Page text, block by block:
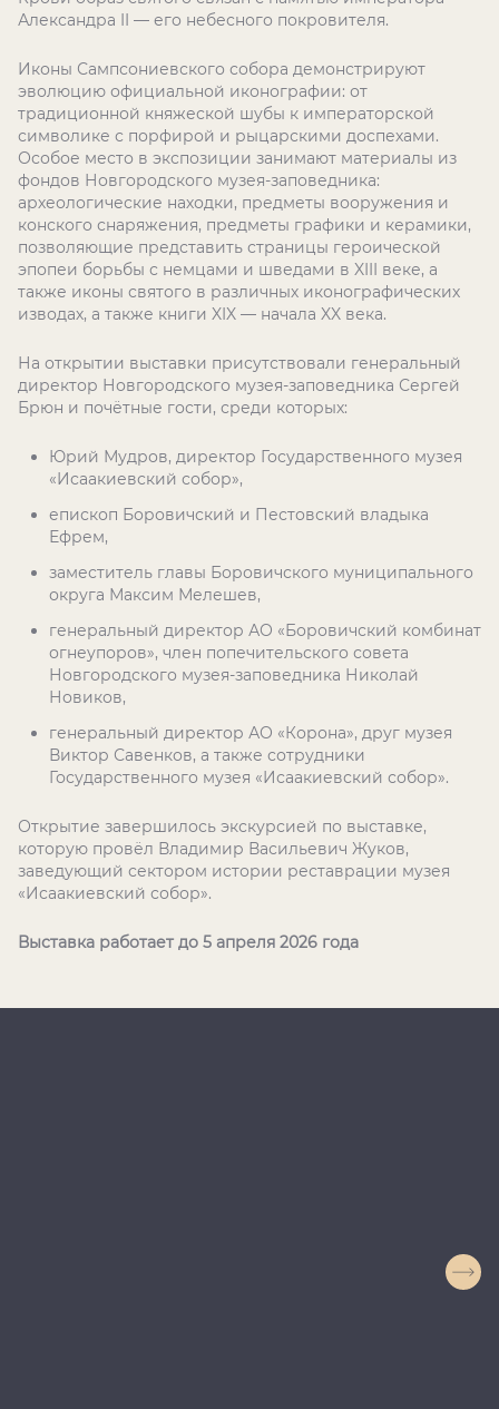
Александра II — его небесного покровителя.
Иконы Сампсониевского собора демонстрируют
эволюцию официальной иконографии: от
традиционной княжеской шубы к императорской
символике с порфирой и рыцарскими доспехами.
Особое место в экспозиции занимают материалы из
фондов Новгородского музея-заповедника:
археологические находки, предметы вооружения и
конского снаряжения, предметы графики и керамики,
позволяющие представить страницы героической
эпопеи борьбы с немцами и шведами в XIII веке, а
также иконы святого в различных иконографических
изводах, а также книги XIX — начала XX века.
На открытии выставки присутствовали генеральный
директор Новгородского музея-заповедника Сергей
Брюн и почётные гости, среди которых:
Юрий Мудров, директор Государственного музея
«Исаакиевский собор»,
епископ Боровичский и Пестовский владыка
Ефрем,
заместитель главы Боровичского муниципального
округа Максим Мелешев,
генеральный директор АО «Боровичский комбинат
огнеупоров», член попечительского совета
Новгородского музея-заповедника Николай
Новиков,
генеральный директор АО «Корона», друг музея
Виктор Савенков, а также сотрудники
Государственного музея «Исаакиевский собор».
Открытие завершилось экскурсией по выставке,
которую провёл Владимир Васильевич Жуков,
заведующий сектором истории реставрации музея
«Исаакиевский собор».
Выставка работает до 5 апреля 2026 года